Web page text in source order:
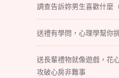
調查告訴妳男生喜歡什麼（
送禮有學問，心理學幫你
送長輩禮物就像遊戲，花
攻破心房非難事